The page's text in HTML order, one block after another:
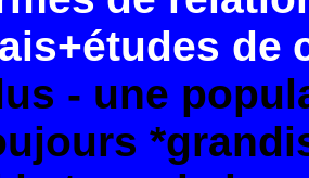
de
- une
jours